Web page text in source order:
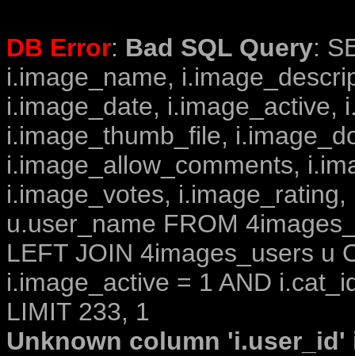
DB Error: Bad SQL Query:
i.image_name,
i.image_date, i.image_active,
i.image_thumb_file,
i.image_allow_comments,
i.image_votes,
u.user_name FROM
LEFT JOIN 4images_users u
i.image_active = 1 AND
LIMIT 233, 1
Unknown column